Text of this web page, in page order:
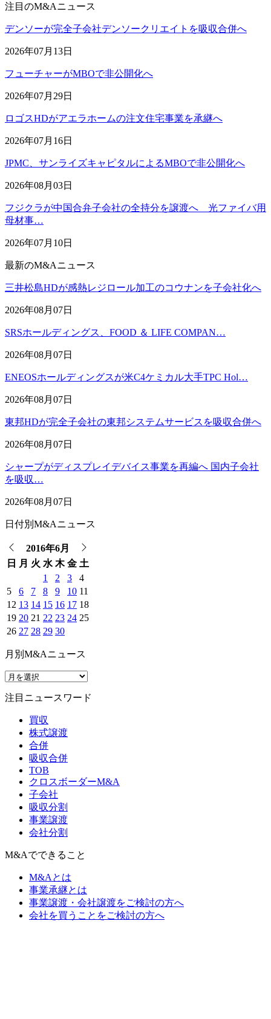
注目のM&Aニュース
デンソーが完全子会社デンソークリエイトを吸収合併へ
2026年07月13日
フューチャーがMBOで非公開化へ
2026年07月29日
ロゴスHDがアエラホームの注文住宅事業を承継へ
2026年07月16日
JPMC、サンライズキャピタルによるMBOで非公開化へ
2026年08月03日
フジクラが中国合弁子会社の全持分を譲渡へ 光ファイバ用
母材事…
2026年07月10日
最新のM&Aニュース
三井松島HDが感熱レジロール加工のコウナンを子会社化へ
2026年08月07日
SRSホールディングス、FOOD ＆ LIFE COMPAN…
2026年08月07日
ENEOSホールディングスが米C4ケミカル大手TPC Hol…
2026年08月07日
東邦HDが完全子会社の東邦システムサービスを吸収合併へ
2026年08月07日
シャープがディスプレイデバイス事業を再編へ 国内子会社
を吸収…
2026年08月07日
日付別M&Aニュース
2016年6月
日
月 火 水 木 金 土
1
2 3
4
5
6 7 8 9 10 11
12 13 14 15 16 17 18
19 20 21 22 23 24 25
26 27 28 29 30
月別M&Aニュース
注目ニュースワード
買収
株式譲渡
合併
吸収合併
TOB
クロスボーダーM&A
子会社
吸収分割
事業譲渡
会社分割
M&Aでできること
M&Aとは
事業承継とは
事業譲渡・会社譲渡をご検討の方へ
会社を買うことをご検討の方へ